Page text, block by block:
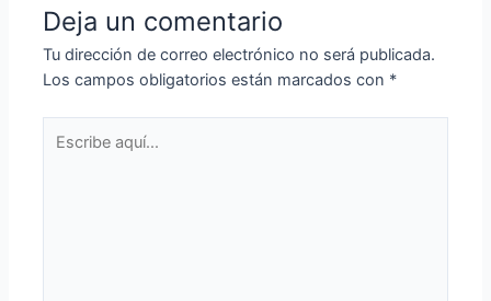
Deja un comentario
Tu dirección de correo electrónico no será publicada.
Los campos obligatorios están marcados con *
aquí...